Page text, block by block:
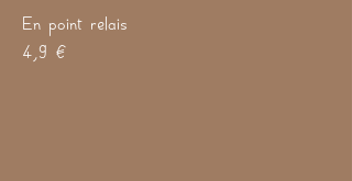
En point relais
4,9 €